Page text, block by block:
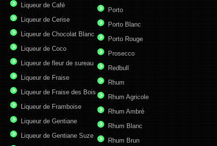
Liqueur de Café
Liqueur de Cerise
Liqueur de Chocolat Blanc
Liqueur de Coco
Liqueur de fleur de sureau
Liqueur de Fraise
Liqueur de Fraise des Bois
Liqueur de Framboise
Liqueur de Gentiane
Liqueur de Gentiane Suze
Porto
Porto Blanc
Porto Rouge
Prosecco
Redbull
Rhum
Rhum Agricole
Rhum Ambré
Rhum Blanc
Rhum Brun